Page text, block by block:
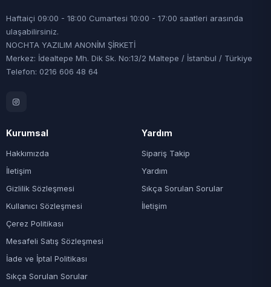
Haftaiçi 09:00 - 18:00 Cumartesi 10:00 - 17:00 saatleri arasında
ulaşabilirsiniz.
NOCHTA YAZILIM ANONİM ŞİRKETİ
Merkez: İdealtepe Mh. Dik Sk. No:13/2 Maltepe / İstanbul / Türkiye
Telefon: 0216 606 48 64
Kurumsal
Hakkımızda
İletişim
Gizlilik Sözleşmesi
Kullanıcı Sözleşmesi
Çerez Politikası
Mesafeli Satış Sözleşmesi
İade ve İptal Politikası
Sıkça Sorulan Sorular
Yardım
Sipariş Takip
Yardım
Sıkça Sorulan Sorular
İletişim